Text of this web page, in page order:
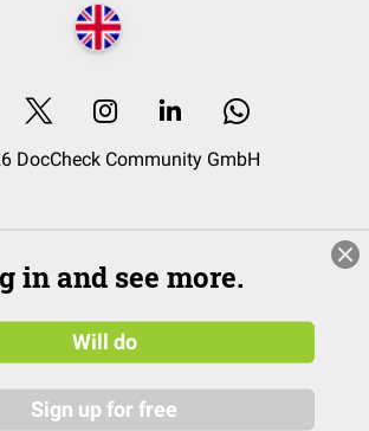
DocCheck Community GmbH
in and see more.
Will do
Sign up for free